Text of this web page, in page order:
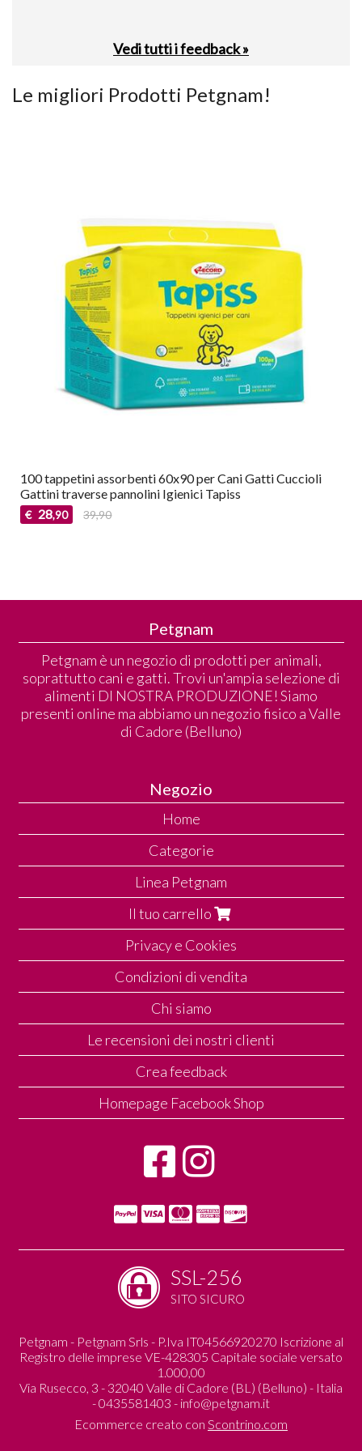
Vedi tutti i feedback »
Le migliori Prodotti Petgnam!
100 tappetini assorbenti 60x90 per Cani Gatti Cuccioli
Gattini traverse pannolini Igienici Tapiss
€ 28,90 39,90
Petgnam
Petgnam è un negozio di prodotti per animali,
soprattutto cani e gatti. Trovi un'ampia selezione di
alimenti DI NOSTRA PRODUZIONE! Siamo
presenti online ma abbiamo un negozio fisico a Valle
di Cadore (Belluno)
Negozio
Home
Categorie
Linea Petgnam
Il tuo carrello
Privacy e Cookies
Condizioni di vendita
Chi siamo
Le recensioni dei nostri clienti
Crea feedback
Homepage Facebook Shop
SSL-256
SITO SICURO
Petgnam - Petgnam Srls - P.Iva IT04566920270 Iscrizione al
Registro delle imprese VE-428305 Capitale sociale versato
1.000,00
Via Rusecco, 3 - 32040 Valle di Cadore (BL) (Belluno) - Italia
- 0435581403 - info@petgnam.it
Ecommerce creato con Scontrino.com